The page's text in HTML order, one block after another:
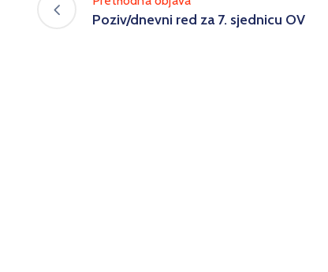
Poziv/dnevni red za 7. sjednicu OV